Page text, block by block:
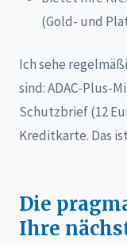
(Gold- und
Ich sehe
sind: ADAC-Plus-
Schutzbrief (12
Kreditkarte. Das
Die
Ihre